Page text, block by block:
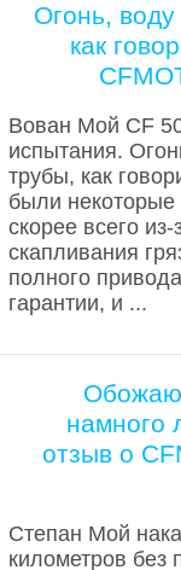
Огонь,
как
Вован Мой CF
испытания.
трубы, как
были
скорее всего
скапливания
полного
гарантии, и ...
намного
отзыв о
Степан Мой
километров